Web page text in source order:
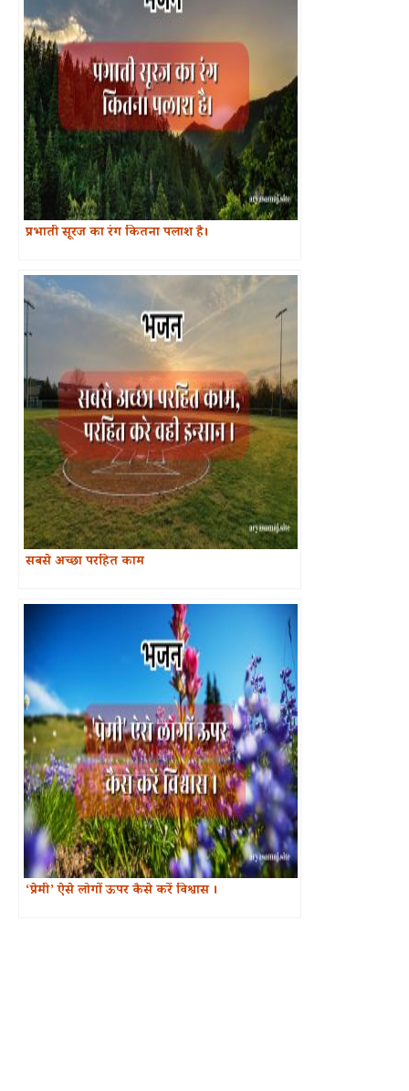
प्रभाती सूरज का रंग कितना पलाश है।
सबसे अच्छा परहित काम
‘प्रेमी’ ऐसे लोगों ऊपर कैसे करें विश्वास ।